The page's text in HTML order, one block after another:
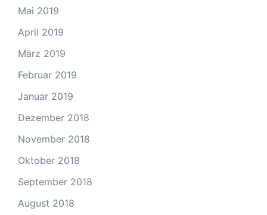
Mai 2019
April 2019
März 2019
Februar 2019
Januar 2019
Dezember 2018
November 2018
Oktober 2018
September 2018
August 2018